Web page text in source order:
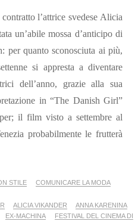
l’attrice svedese Alicia
un’abile mossa d’anticipo di
per quanto sconosciuta ai più,
si appresta a diventare
dell’anno, grazie alla sua
in “The Danish Girl”
il film visto a settembre al
probabilmente le frutterà
STILE COMUNICARE LA MODA
ALICIA VIKANDER
ANNA KARENINA
EX-MACHINA
FESTIVAL DEL CINEMA DI